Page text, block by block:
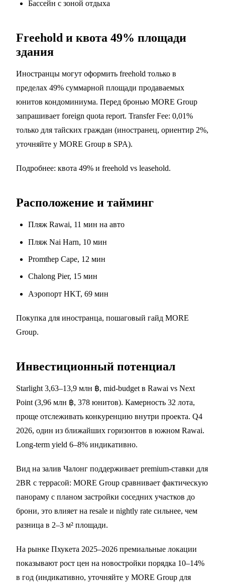
Бассейн с зоной отдыха
Freehold и квота 49% площади
здания
Иностранцы могут оформить freehold только в
пределах 49% суммарной площади продаваемых
юнитов кондоминиума. Перед бронью MORE Group
запрашивает foreign quota report. Transfer Fee: 0,01%
только для тайских граждан (иностранец, ориентир 2%,
уточняйте у MORE Group в SPA).
Подробнее: квота 49% и freehold vs leasehold.
Расположение и тайминг
Пляж Rawai, 11 мин на авто
Пляж Nai Harn, 10 мин
Promthep Cape, 12 мин
Chalong Pier, 15 мин
Аэропорт HKT, 69 мин
Покупка для иностранца, пошаговый гайд MORE
Group.
Инвестиционный потенциал
Starlight 3,63–13,9 млн ฿, mid-budget в Rawai vs Next
Point (3,96 млн ฿, 378 юнитов). Камерность 32 лота,
проще отслеживать конкуренцию внутри проекта. Q4
2026, один из ближайших горизонтов в южном Rawai.
Long-term yield 6–8% индикативно.
Вид на залив Чалонг поддерживает premium-ставки для
2BR с террасой: MORE Group сравнивает фактическую
панораму с планом застройки соседних участков до
брони, это влияет на resale и nightly rate сильнее, чем
разница в 2–3 м² площади.
На рынке Пхукета 2025–2026 премиальные локации
показывают рост цен на новостройки порядка 10–14%
в год (индикативно, уточняйте у MORE Group для